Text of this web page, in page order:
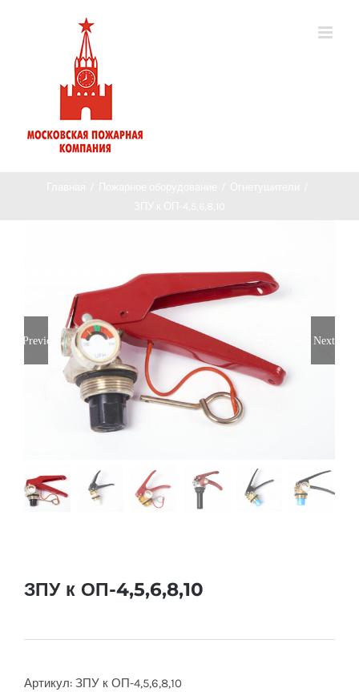
Previous Next
ЗПУ к ОП-4,5,6,8,10
Артикул: ЗПУ к ОП-4,5,6,8,10